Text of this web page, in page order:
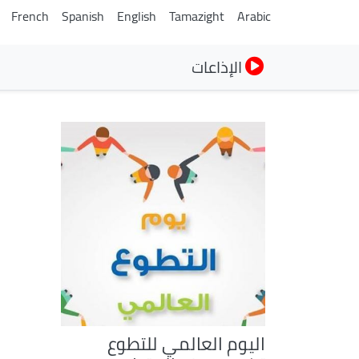
Arabic
Tamazight
English
Spanish
French
الإذاعات
اليوم العالمي للتطوع